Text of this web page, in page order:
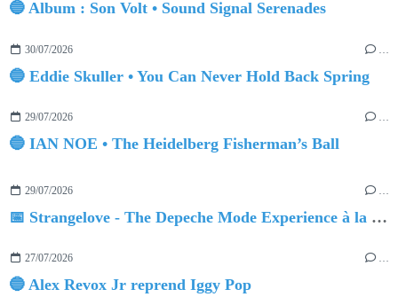
🔵 Album : Son Volt • Sound Signal Serenades
30/07/2026 …
🔵 Eddie Skuller • You Can Never Hold Back Spring
29/07/2026 …
🔵 IAN NOE • The Heidelberg Fisherman’s Ball
29/07/2026
📅 Strangelove - The Depeche Mode Experience à la Salle Pleyel
27/07/2026 …
🔵 Alex Revox Jr reprend Iggy Pop